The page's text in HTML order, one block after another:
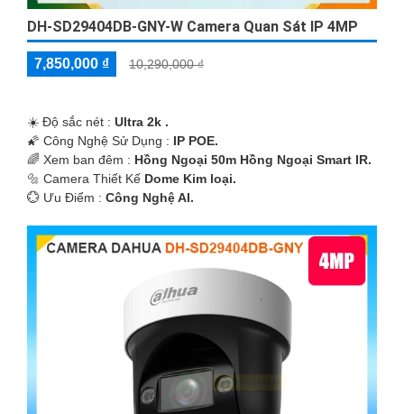
DH-SD29404DB-GNY-W Camera Quan Sát IP 4MP
7,850,000 ₫ 10,290,000 ₫
☀️ Độ sắc nét : Ultra 2k .
🌠 Công Nghệ Sử Dụng : IP POE.
🌈 Xem ban đêm : Hồng Ngoại 50m Hồng Ngoại Smart IR.
🔩 Camera Thiết Kế Dome Kim loại.
️💮 Ưu Điểm : Công Nghệ AI.